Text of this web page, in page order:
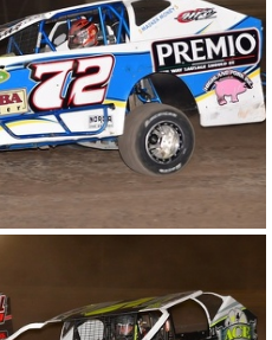
DSP 0083